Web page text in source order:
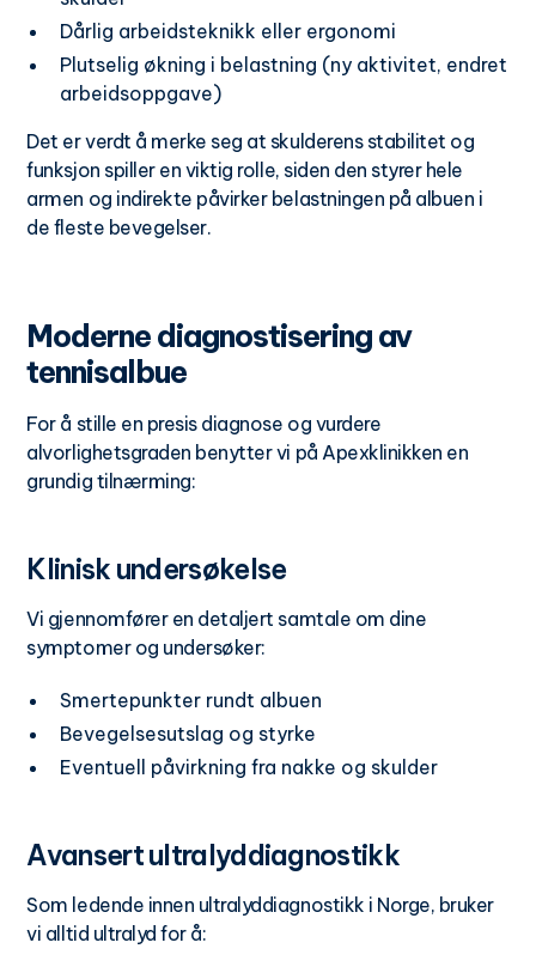
Dårlig arbeidsteknikk eller ergonomi
Plutselig økning i belastning (ny aktivitet, endret
arbeidsoppgave)
Det er verdt å merke seg at skulderens stabilitet og
funksjon spiller en viktig rolle, siden den styrer hele
armen og indirekte påvirker belastningen på albuen i
de fleste bevegelser.
Moderne diagnostisering av
tennisalbue
For å stille en presis diagnose og vurdere
alvorlighetsgraden benytter vi på Apexklinikken en
grundig tilnærming:
Klinisk undersøkelse
Vi gjennomfører en detaljert samtale om dine
symptomer og undersøker:
Smertepunkter rundt albuen
Bevegelsesutslag og styrke
Eventuell påvirkning fra nakke og skulder
Avansert ultralyddiagnostikk
Som ledende innen ultralyddiagnostikk i Norge, bruker
vi alltid ultralyd for å: